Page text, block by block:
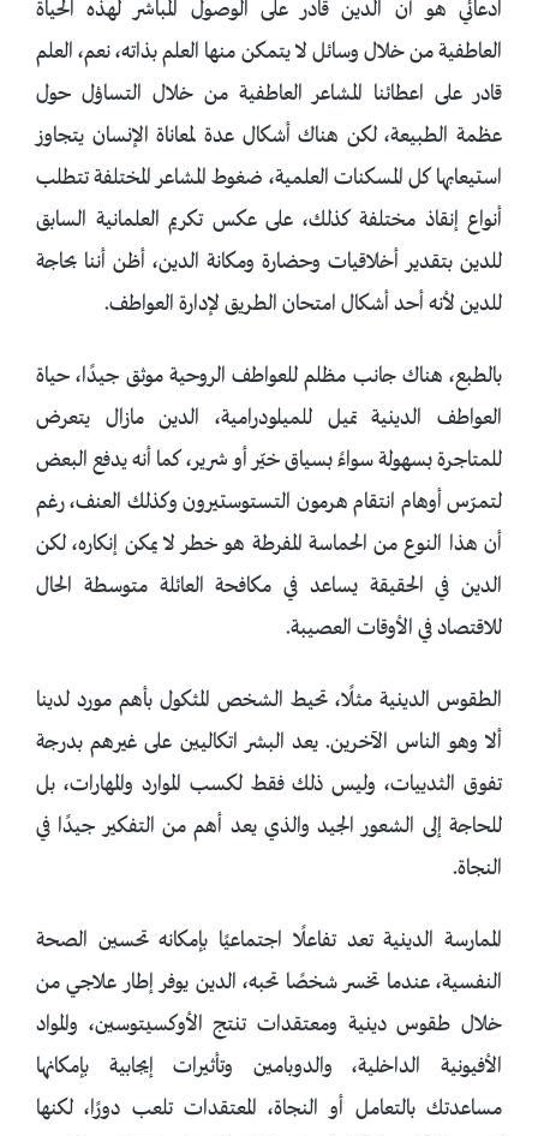
ادعائي هو أن الدين قادر على الوصول المباشر لهذه الحياة
العاطفية من خلال وسائل لا يتمكن منها العلم بذاته، نعم، العلم
قادر على اعطائنا المشاعر العاطفية من خلال التساؤل حول
عظمة الطبيعة، لكن هناك أشكال عدة لمعاناة الإنسان يتجاوز
استيعابها كل المسكنات العلمية، ضغوط المشاعر المختلفة تتطلب
أنواع إنقاذ مختلفة كذلك، على عكس تكريم العلمانية السابق
للدين بتقدير أخلاقيات وحضارة ومكانة الدين، أظن أننا بحاجة
للدين لأنه أحد أشكال امتحان الطريق لإدارة العواطف.
بالطبع، هناك جانب مظلم للعواطف الروحية موثق جيدًا، حياة
العواطف الدينية تميل للميلودرامية، الدين مازال يتعرض
للمتاجرة بسهولة سواءً بسياق خيّر أو شرير، كما أنه يدفع البعض
لتمرّس أوهام انتقام هرمون التستوستيرون وكذلك العنف، رغم
أن هذا النوع من الحماسة المفرطة هو خطر لا يمكن إنكاره، لكن
الدين في الحقيقة يساعد في مكافحة العائلة متوسطة الحال
للاقتصاد في الأوقات العصيبة.
الطقوس الدينية مثلًا، تحيط الشخص المثكول بأهم مورد لدينا
ألا وهو الناس الآخرين. يعد البشر اتكاليين على غيرهم بدرجة
تفوق الثدييات، وليس ذلك فقط لكسب الموارد والمهارات، بل
للحاجة إلى الشعور الجيد والذي يعد أهم من التفكير جيدًا في
النجاة.
الممارسة الدينية تعد تفاعلًا اجتماعيًا بإمكانه تحسين الصحة
النفسية، عندما تخسر شخصًا تحبه، الدين يوفر إطار علاجي من
خلال طقوس دينية ومعتقدات تنتج الأوكسيتوسين، والمواد
الأفيونية الداخلية، والدوبامين وتأثيرات إيجابية بإمكانها
مساعدتك بالتعامل أو النجاة، المعتقدات تلعب دورًا، لكنها